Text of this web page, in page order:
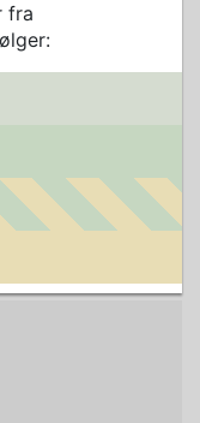
fra